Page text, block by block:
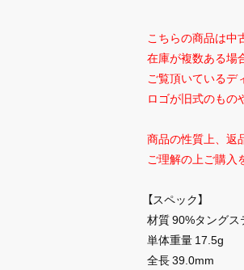
こちらの商品は中
在庫が複数ある場
ご覧頂いているデ
ロゴが旧式のもの
商品の性質上、返
ご理解の上ご購入
【スペック】
材質 90%タングス
単体重量 17.5g
全長 39.0mm